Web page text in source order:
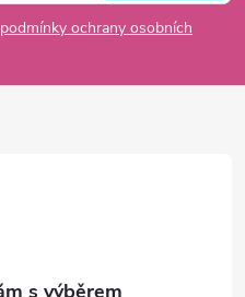
podmínky ochrany osobních